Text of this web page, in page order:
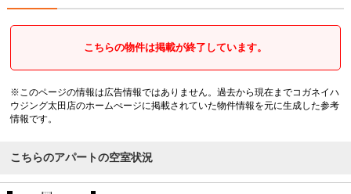
こちらの物件は掲載が終了しています。
※このページの情報は広告情報ではありません。過去から現在までコガネイハ
ウジング太田店のホームぺージに掲載されていた物件情報を元に生成した参考
情報です。
こちらのアパートの空室状況